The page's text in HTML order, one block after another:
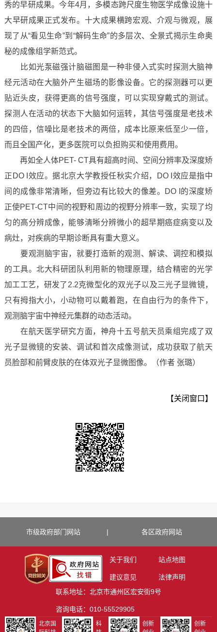
秀的早研成果。今年4月，多模态跨尺度生物医学成像设施十
大早研成果正式发布。十大成果横跨宏观、介观与微观，展
现了从“看见生命”到“解码生命”的多层次、全景式揭示生命奥
秘的成像组学新范式。
比如光泵磁强计脑磁图是一种非侵入式实时探测大脑神
经元活动在大脑外产生磁场的影像设备。它的探测器可以更
贴近头皮，获得更高的信号强度，可以实现穿戴式的测试。
探测人在活动的状态下大脑如何运转，其信号强度是老技术
的四倍，信噪比是老技术的两倍，成本比原来低至少一倍，
而且全国产化，更多医院可以负担购买和使用费用。
再如全人体PET- CT具有超高时间、空间分辨率及深度矫
正DO I效应。据北京大学教授任秋实介绍，DO I效应是指中
间的成像非常清晰，但旁边有比较大的像差。DO I的深度矫
正使PET-CT中间的视野和周边的视野分辨率一致，实现了均
匀的高分辨成像，能够清晰分辨微小的超早期癌症病变以及
病灶，对疾病的早期诊断具有重大意义。
要观测脑宇宙，就要打造新的观测、解读、调控和模拟
的工具。北大科研团队利用新的物理原理，结合精密的光学
加工工艺，研发了2.2克微型化的双光子以及三光子显微镜，
只有拇指大小，小动物可以戴着跑，在自由行为的条件下，
观测脑宇宙中神经元集群的动态活动。
在航天医学研究方面，神舟十五号航天员乘组完成了双
光子显微镜的安装、调试和首次成像测试，成功获取了航天
员脸部和前臂皮肤的在体双光子显微图像。（作者 张璐）
【关闭窗口】
市级政府部门网站 | 各区政府网站
关于我们 站点地图
建议意见
法律声明
联系地址：北京市通州区宏安街9号
咨询电话：010-55529905
北京国
科
创新
创新